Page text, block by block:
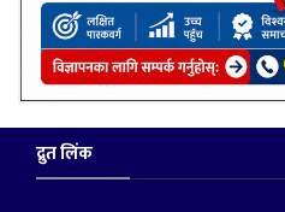
द्रुत लिंक